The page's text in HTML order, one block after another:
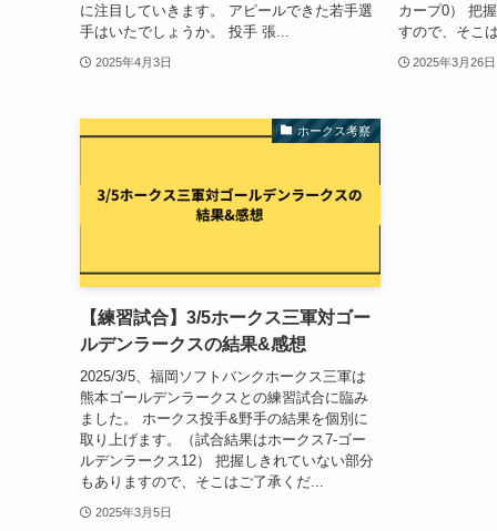
に注目していきます。 アピールできた若手選
手はいたでしょうか。 投手 張...
2025年4月3日
カープ0） 把
すので、そこ
2025年3月26日
ホークス考察
【練習試合】3/5ホークス三軍対ゴー
ルデンラークスの結果&感想
2025/3/5、福岡ソフトバンクホークス三軍は
熊本ゴールデンラークスとの練習試合に臨み
ました。 ホークス投手&野手の結果を個別に
取り上げます。（試合結果はホークス7-ゴー
ルデンラークス12） 把握しきれていない部分
もありますので、そこはご了承くだ...
2025年3月5日